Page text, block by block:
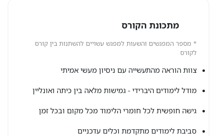
מתכונת הקורס
* מספר המפגשים והשעות למפגש עשויים להשתנות בין קורס
לקורס
צוות הוראה מהתעשייה עם ניסיון מעשי אמיתי
מודל לימודים היברידי - גמישות מלאה בין כיתה ואונליין
גישה חופשית לכל חומרי הלימוד מכל מקום ובכל זמן
סביבת לימודים מתקדמת וכלים עדכניים